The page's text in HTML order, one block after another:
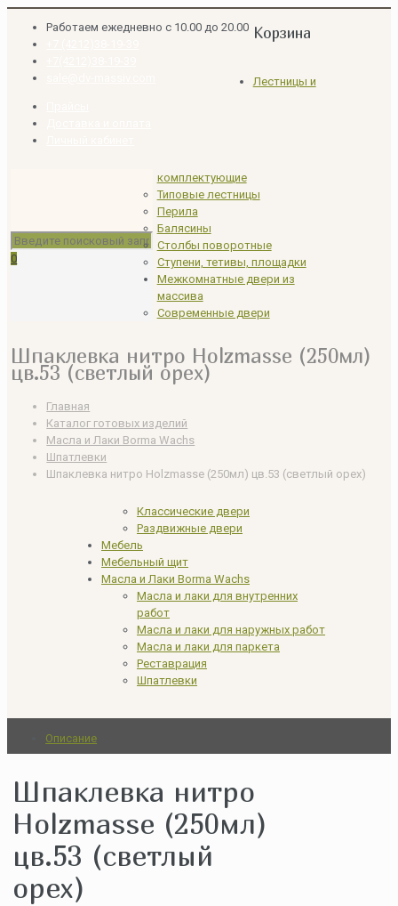
Работаем ежедневно с 10.00 до 20.00
0
Шпаклевка нитро Holzmasse (250мл)
цв.53 (светлый орех)
Главная
Каталог готовых изделий
Масла и Лаки Borma Wachs
Шпатлевки
Шпаклевка нитро Holzmasse (250мл) цв.53 (светлый орех)
Корзина
Лестницы и
комплектующие
Типовые лестницы
Перила
Балясины
Столбы поворотные
Ступени, тетивы, площадки
Межкомнатные двери из
массива
Современные двери
Классические двери
Раздвижные двери
Мебель
Мебельный щит
Масла и Лаки Borma Wachs
Масла и лаки для внутренних
работ
Масла и лаки для наружных работ
Масла и лаки для паркета
Реставрация
Шпатлевки
Шпаклевка нитро
Holzmasse (250мл)
цв.53 (светлый
орех)
Описание